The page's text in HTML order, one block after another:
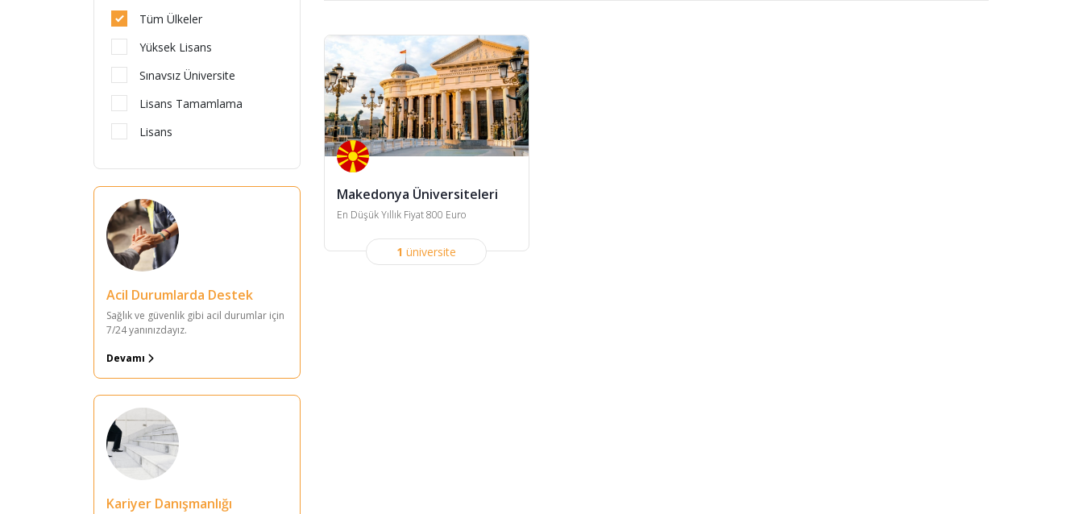
Tüm Ülkeler
Yüksek Lisans
Sınavsız Üniversite
Lisans Tamamlama
Lisans
Acil Durumlarda Destek
Sağlık ve güvenlik gibi acil durumlar için
7/24 yanınızdayız.
Devamı
Kariyer Danışmanlığı
Makedonya Üniversiteleri
En Düşük Yıllık Fiyat 800 Euro
1 üniversite